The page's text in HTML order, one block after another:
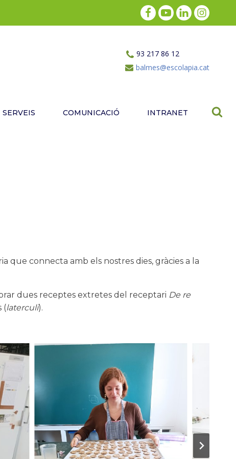
93 217 86 12
balmes@escolapia.cat
SERVEIS COMUNICACIÓ INTRANET
que connecta amb els nostres dies, gràcies a la
dues receptes extretes del receptari De re
(laterculi).